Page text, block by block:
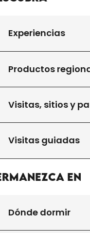
Experiencias
Productos
Visitas, sitios y
Visitas guiadas
en
Dónde dormir
2026